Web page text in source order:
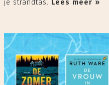
je strandtas. Lees meer »